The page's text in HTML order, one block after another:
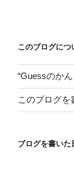
ン
このブログにつ
“Guessのかん
このブログを
ブログを書いた